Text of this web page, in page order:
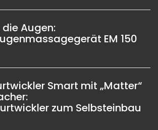
Augen:
EM 150
Smart mit „Matter“
zum Selbsteinbau